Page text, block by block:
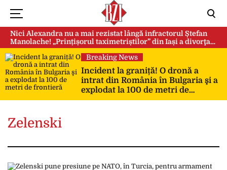
Nici Alexandra nu a mai rezistat lângă infractorul Ștefan
Manolache! „Prințișorul taximetriștilor” din Iași a divorţat
după doi ani de căsnicie
Breaking News
Incident la graniță! O dronă a
intrat din România în Bulgaria şi a
explodat la 100 de metri de
frontieră
Zelenski